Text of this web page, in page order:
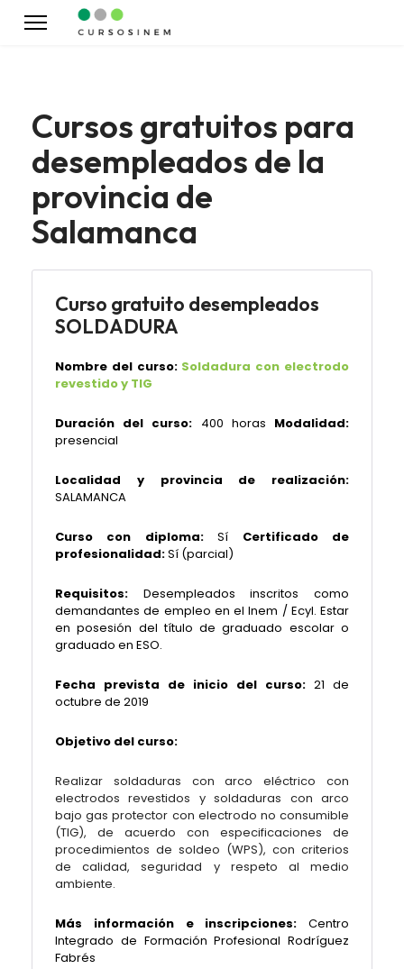
Cursos gratuitos para
desempleados de la
provincia de
Salamanca
Curso gratuito desempleados
SOLDADURA
Nombre del curso: Soldadura con electrodo
revestido y TIG
Duración del curso: 400 horas Modalidad:
presencial
Localidad y provincia de realización:
SALAMANCA
Curso con diploma:Sí Certificado de
profesionalidad:Sí (parcial)
Requisitos: Desempleados inscritos como
demandantes de empleo en el Inem / Ecyl. Estar
en posesión del título de graduado escolar o
graduado en ESO.
Fecha prevista de inicio del curso: 21 de
octubre de 2019
Objetivo del curso:
Realizar soldaduras con arco eléctrico con
electrodos revestidos y soldaduras con arco
bajo gas protector con electrodo no consumible
(TIG), de acuerdo con especificaciones de
procedimientos de soldeo (WPS), con criterios
de calidad, seguridad y respeto al medio
ambiente.
Más información e inscripciones: Centro
Integrado de Formación Profesional Rodríguez
Fabrés